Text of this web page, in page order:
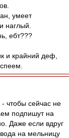
умеет
наглый.
ебт???
и крайний деф,
чтобы сейчас не
подпишут на
Даже если вдруг
на мельницу